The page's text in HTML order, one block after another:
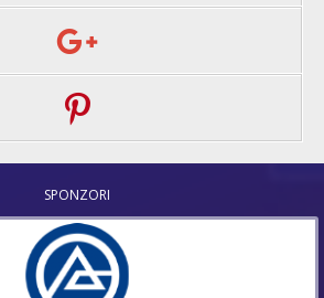
SPONZORI